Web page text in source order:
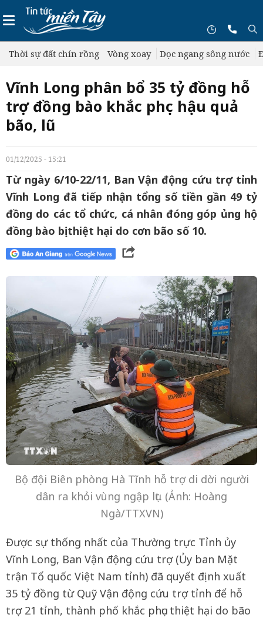
Thời sự đất chín rồng Vòng xoay Dọc ngang sông nước
Vĩnh Long phân bổ 35 tỷ đồng hỗ
trợ đồng bào khắc phục hậu quả
bão, lũ
01/12/2025 - 15:21
Từ ngày 6/10-22/11, Ban Vận động cứu trợ tỉnh
Vĩnh Long đã tiếp nhận tổng số tiền gần 49 tỷ
đồng do các tổ chức, cá nhân đóng góp ủng hộ
đồng bào bị thiệt hại do cơn bão số 10.
Bộ đội Biên phòng Hà Tĩnh hỗ trợ di dời người
dân ra khỏi vùng ngập lụt. (Ảnh: Hoàng
Ngà/TTXVN)
Được sự thống nhất của Thường trực Tỉnh ủy
Vĩnh Long, Ban Vận động cứu trợ (Ủy ban Mặt
trận Tổ quốc Việt Nam tỉnh) đã quyết định xuất
35 tỷ đồng từ Quỹ Vận động cứu trợ tỉnh để hỗ
trợ 21 tỉnh, thành phố khắc phục thiệt hại do bão